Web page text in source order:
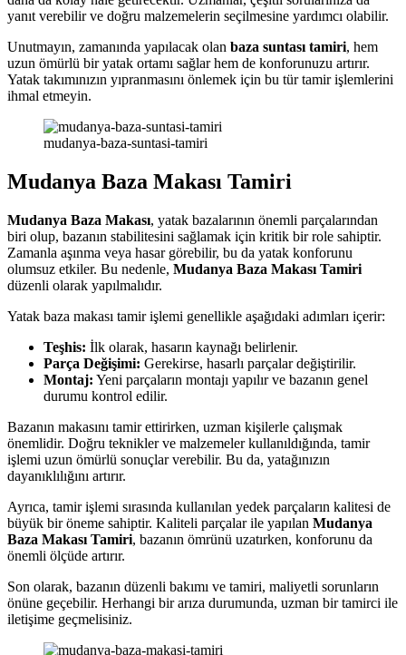
yanıt verebilir ve doğru malzemelerin seçilmesine yardımcı olabilir.
Unutmayın, zamanında yapılacak olan baza suntası tamiri, hem
uzun ömürlü bir yatak ortamı sağlar hem de konforunuzu artırır.
Yatak takımınızın yıpranmasını önlemek için bu tür tamir işlemlerini
ihmal etmeyin.
mudanya-baza-suntasi-tamiri
Mudanya Baza Makası Tamiri
Mudanya Baza Makası, yatak bazalarının önemli parçalarından
biri olup, bazanın stabilitesini sağlamak için kritik bir role sahiptir.
Zamanla aşınma veya hasar görebilir, bu da yatak konforunu
olumsuz etkiler. Bu nedenle, Mudanya Baza Makası Tamiri
düzenli olarak yapılmalıdır.
Yatak baza makası tamir işlemi genellikle aşağıdaki adımları içerir:
Teşhis: İlk olarak, hasarın kaynağı belirlenir.
Parça Değişimi: Gerekirse, hasarlı parçalar değiştirilir.
Montaj: Yeni parçaların montajı yapılır ve bazanın genel
durumu kontrol edilir.
Bazanın makasını tamir ettirirken, uzman kişilerle çalışmak
önemlidir. Doğru teknikler ve malzemeler kullanıldığında, tamir
işlemi uzun ömürlü sonuçlar verebilir. Bu da, yatağınızın
dayanıklılığını artırır.
Ayrıca, tamir işlemi sırasında kullanılan yedek parçaların kalitesi de
büyük bir öneme sahiptir. Kaliteli parçalar ile yapılan Mudanya
Baza Makası Tamiri, bazanın ömrünü uzatırken, konforunu da
önemli ölçüde artırır.
Son olarak, bazanın düzenli bakımı ve tamiri, maliyetli sorunların
önüne geçebilir. Herhangi bir arıza durumunda, uzman bir tamirci ile
iletişime geçmelisiniz.